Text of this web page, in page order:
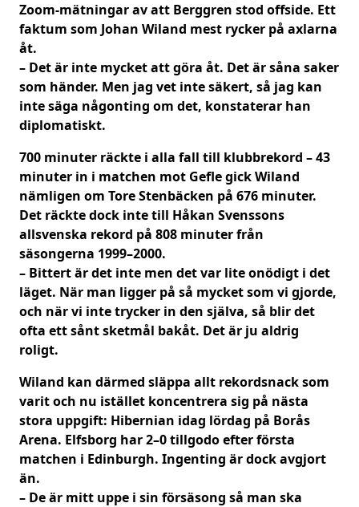
Zoom-mätningar av att Berggren stod offside. Ett
faktum som Johan Wiland mest rycker på axlarna
åt.
– Det är inte mycket att göra åt. Det är såna saker
som händer. Men jag vet inte säkert, så jag kan
inte säga någonting om det, konstaterar han
diplomatiskt.
700 minuter räckte i alla fall till klubbrekord – 43
minuter in i matchen mot Gefle gick Wiland
nämligen om Tore Stenbäcken på 676 minuter.
Det räckte dock inte till Håkan Svenssons
allsvenska rekord på 808 minuter från
säsongerna 1999–2000.
– Bittert är det inte men det var lite onödigt i det
läget. När man ligger på så mycket som vi gjorde,
och när vi inte trycker in den själva, så blir det
ofta ett sånt sketmål bakåt. Det är ju aldrig
roligt.
Wiland kan därmed släppa allt rekordsnack som
varit och nu istället koncentrera sig på nästa
stora uppgift: Hibernian idag lördag på Borås
Arena. Elfsborg har 2–0 tillgodo efter första
matchen i Edinburgh. Ingenting är dock avgjort
än.
– De är mitt uppe i sin försäsong så man ska